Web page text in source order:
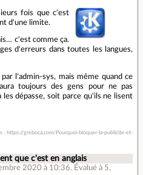
fois que c'est
d'une limite.
c'est comme ça.
d'erreurs dans toutes les langues,
l'admin-sys, mais même quand ce
toujours des gens pour ne pas
dépasse, soit parce qu'ils ne lisent
: https://greboca.com/Pourquoi-bloquer-la-publicite-et-
que c'est en anglais
2020 à 10:36. Évalué à 5.